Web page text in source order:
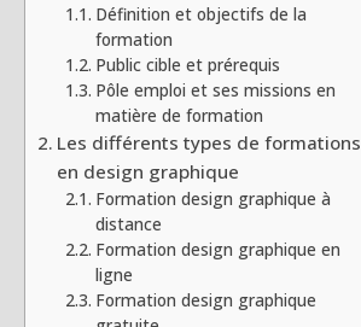
Définition et objectifs de la
formation
Public cible et prérequis
Pôle emploi et ses missions en
matière de formation
Les différents types de formations
en design graphique
Formation design graphique à
distance
Formation design graphique en
ligne
Formation design graphique